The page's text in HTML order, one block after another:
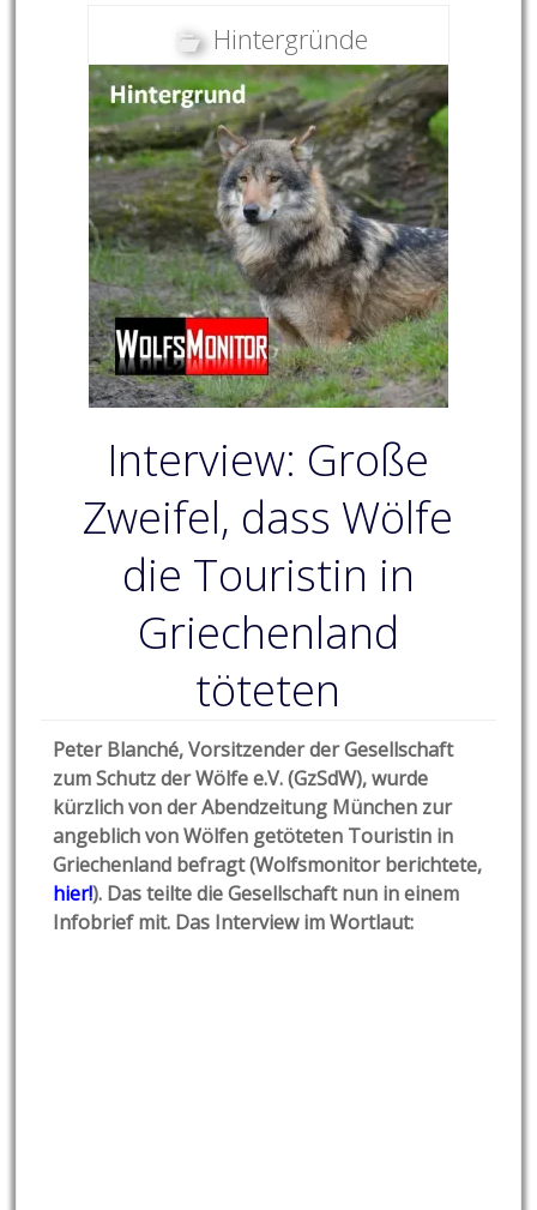
Hintergründe
Interview: Große
Zweifel, dass Wölfe
die Touristin in
Griechenland
töteten
Peter Blanché, Vorsitzender der Gesellschaft
zum Schutz der Wölfe e.V. (GzSdW), wurde
kürzlich von der Abendzeitung München zur
angeblich von Wölfen getöteten Touristin in
Griechenland befragt (Wolfsmonitor berichtete,
hier!). Das teilte die Gesellschaft nun in einem
Infobrief mit. Das Interview im Wortlaut: